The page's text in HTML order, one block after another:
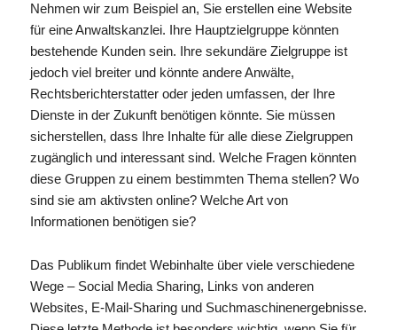
Nehmen wir zum Beispiel an, Sie erstellen eine Website
für eine Anwaltskanzlei. Ihre Hauptzielgruppe könnten
bestehende Kunden sein. Ihre sekundäre Zielgruppe ist
jedoch viel breiter und könnte andere Anwälte,
Rechtsberichterstatter oder jeden umfassen, der Ihre
Dienste in der Zukunft benötigen könnte. Sie müssen
sicherstellen, dass Ihre Inhalte für alle diese Zielgruppen
zugänglich und interessant sind. Welche Fragen könnten
diese Gruppen zu einem bestimmten Thema stellen? Wo
sind sie am aktivsten online? Welche Art von
Informationen benötigen sie?
Das Publikum findet Webinhalte über viele verschiedene
Wege – Social Media Sharing, Links von anderen
Websites, E-Mail-Sharing und Suchmaschinenergebnisse.